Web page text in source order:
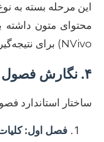
این مرحله بسته به
NVivo) برای نتیجه‌گیری معتبر حیاتی است.
۴. نگارش فصول پایان‌نامه: از ادبیات تا نتیجه‌گیری
ساختار استاندارد
فصل اول: